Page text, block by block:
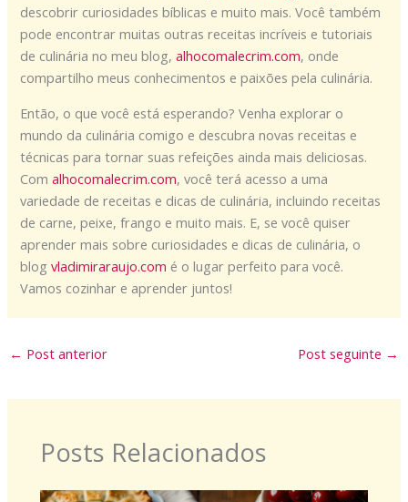
descobrir curiosidades bíblicas e muito mais. Você também
pode encontrar muitas outras receitas incríveis e tutoriais
de culinária no meu blog,alhocomalecrim.com, onde
compartilho meus conhecimentos e paixões pela culinária.
Então, o que você está esperando? Venha explorar o
mundo da culinária comigo e descubra novas receitas e
técnicas para tornar suas refeições ainda mais deliciosas.
Comalhocomalecrim.com, você terá acesso a uma
variedade de receitas e dicas de culinária, incluindo receitas
de carne, peixe, frango e muito mais. E, se você quiser
aprender mais sobre curiosidades e dicas de culinária, o
blogvladimiraraujo.com é o lugar perfeito para você.
Vamos cozinhar e aprender juntos!
← Post anterior Post seguinte →
Posts Relacionados